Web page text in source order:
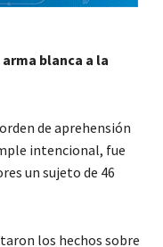
blanca a la
de aprehensión
intencional, fue
un sujeto de 46
los hechos sobre